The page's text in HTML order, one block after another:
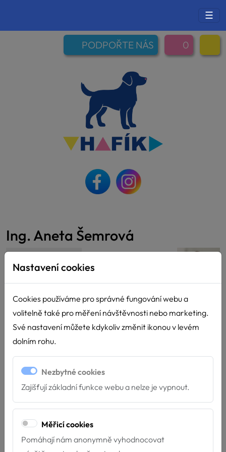
☰
PODPOŘTE NÁS 0
Ing. Aneta Šemrová
aneta.semrova@canisterapie.org
Telefon:
+420 724 358 927
V oblasti služeb za asistence psa působí od roku 2011, kdy
Postupně do svého týmu zařadila další foxteriéry a křížence
se sluchovým postižením a se seniory. V civilním zaměstnání
působí jako technický pracovník v sociálních službách. V Psí
škole rovněž vede základní kurzy školky štěňat a
specializované kurzy.
Nastavení cookies
Cookies používáme pro správné fungování webu a
volitelně také pro měření návštěvnosti nebo marketing.
Své nastavení můžete kdykoliv změnit ikonou v levém
dolním rohu.
Nezbytné cookies
Zajišťují základní funkce webu a nelze je vypnout.
Měřicí cookies
Pomáhají nám anonymně vyhodnocovat